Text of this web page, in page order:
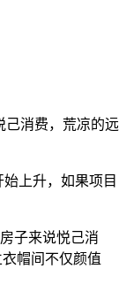
己消费，荒凉的远
上升，如果项目
子来说悦己消
帽间不仅颜值